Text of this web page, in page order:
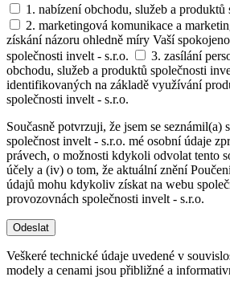
1. nabízení obchodu, služeb a produktů
2. marketingová komunikace a
získání názoru ohledně míry Vaší
společnosti invelt - s.r.o.
3. zasílání
obchodu, služeb a produktů společnosti
identifikovaných na základě využívání
společnosti invelt - s.r.o.
Současně potvrzuji, že jsem se seznámil(a)
společnost invelt - s.r.o. mé osobní údaje
právech, o možnosti kdykoli odvolat tento
účely a (iv) o tom, že aktuální znění
údajů mohu kdykoliv získat na webu
provozovnách společnosti invelt - s.r.o.
Odeslat
Veškeré technické údaje uvedené v
modely a cenami jsou přibližné a